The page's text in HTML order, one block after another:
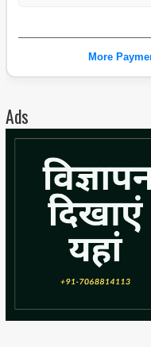
More
Ads